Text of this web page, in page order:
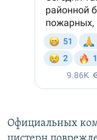
Официальных